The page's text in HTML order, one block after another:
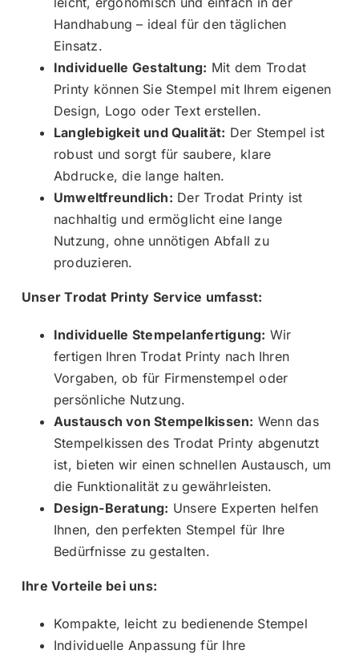
Handhabung – ideal für den täglichen
Einsatz.
Individuelle Gestaltung: Mit dem Trodat
Printy können Sie Stempel mit Ihrem eigenen
Design, Logo oder Text erstellen.
Langlebigkeit und Qualität: Der Stempel ist
robust und sorgt für saubere, klare
Abdrucke, die lange halten.
Umweltfreundlich: Der Trodat Printy ist
nachhaltig und ermöglicht eine lange
Nutzung, ohne unnötigen Abfall zu
produzieren.
Unser Trodat Printy Service umfasst:
Individuelle Stempelanfertigung: Wir
fertigen Ihren Trodat Printy nach Ihren
Vorgaben, ob für Firmenstempel oder
persönliche Nutzung.
Austausch von Stempelkissen: Wenn das
Stempelkissen des Trodat Printy abgenutzt
ist, bieten wir einen schnellen Austausch, um
die Funktionalität zu gewährleisten.
Design-Beratung: Unsere Experten helfen
Ihnen, den perfekten Stempel für Ihre
Bedürfnisse zu gestalten.
Ihre Vorteile bei uns:
Kompakte, leicht zu bedienende Stempel
Individuelle Anpassung für Ihre